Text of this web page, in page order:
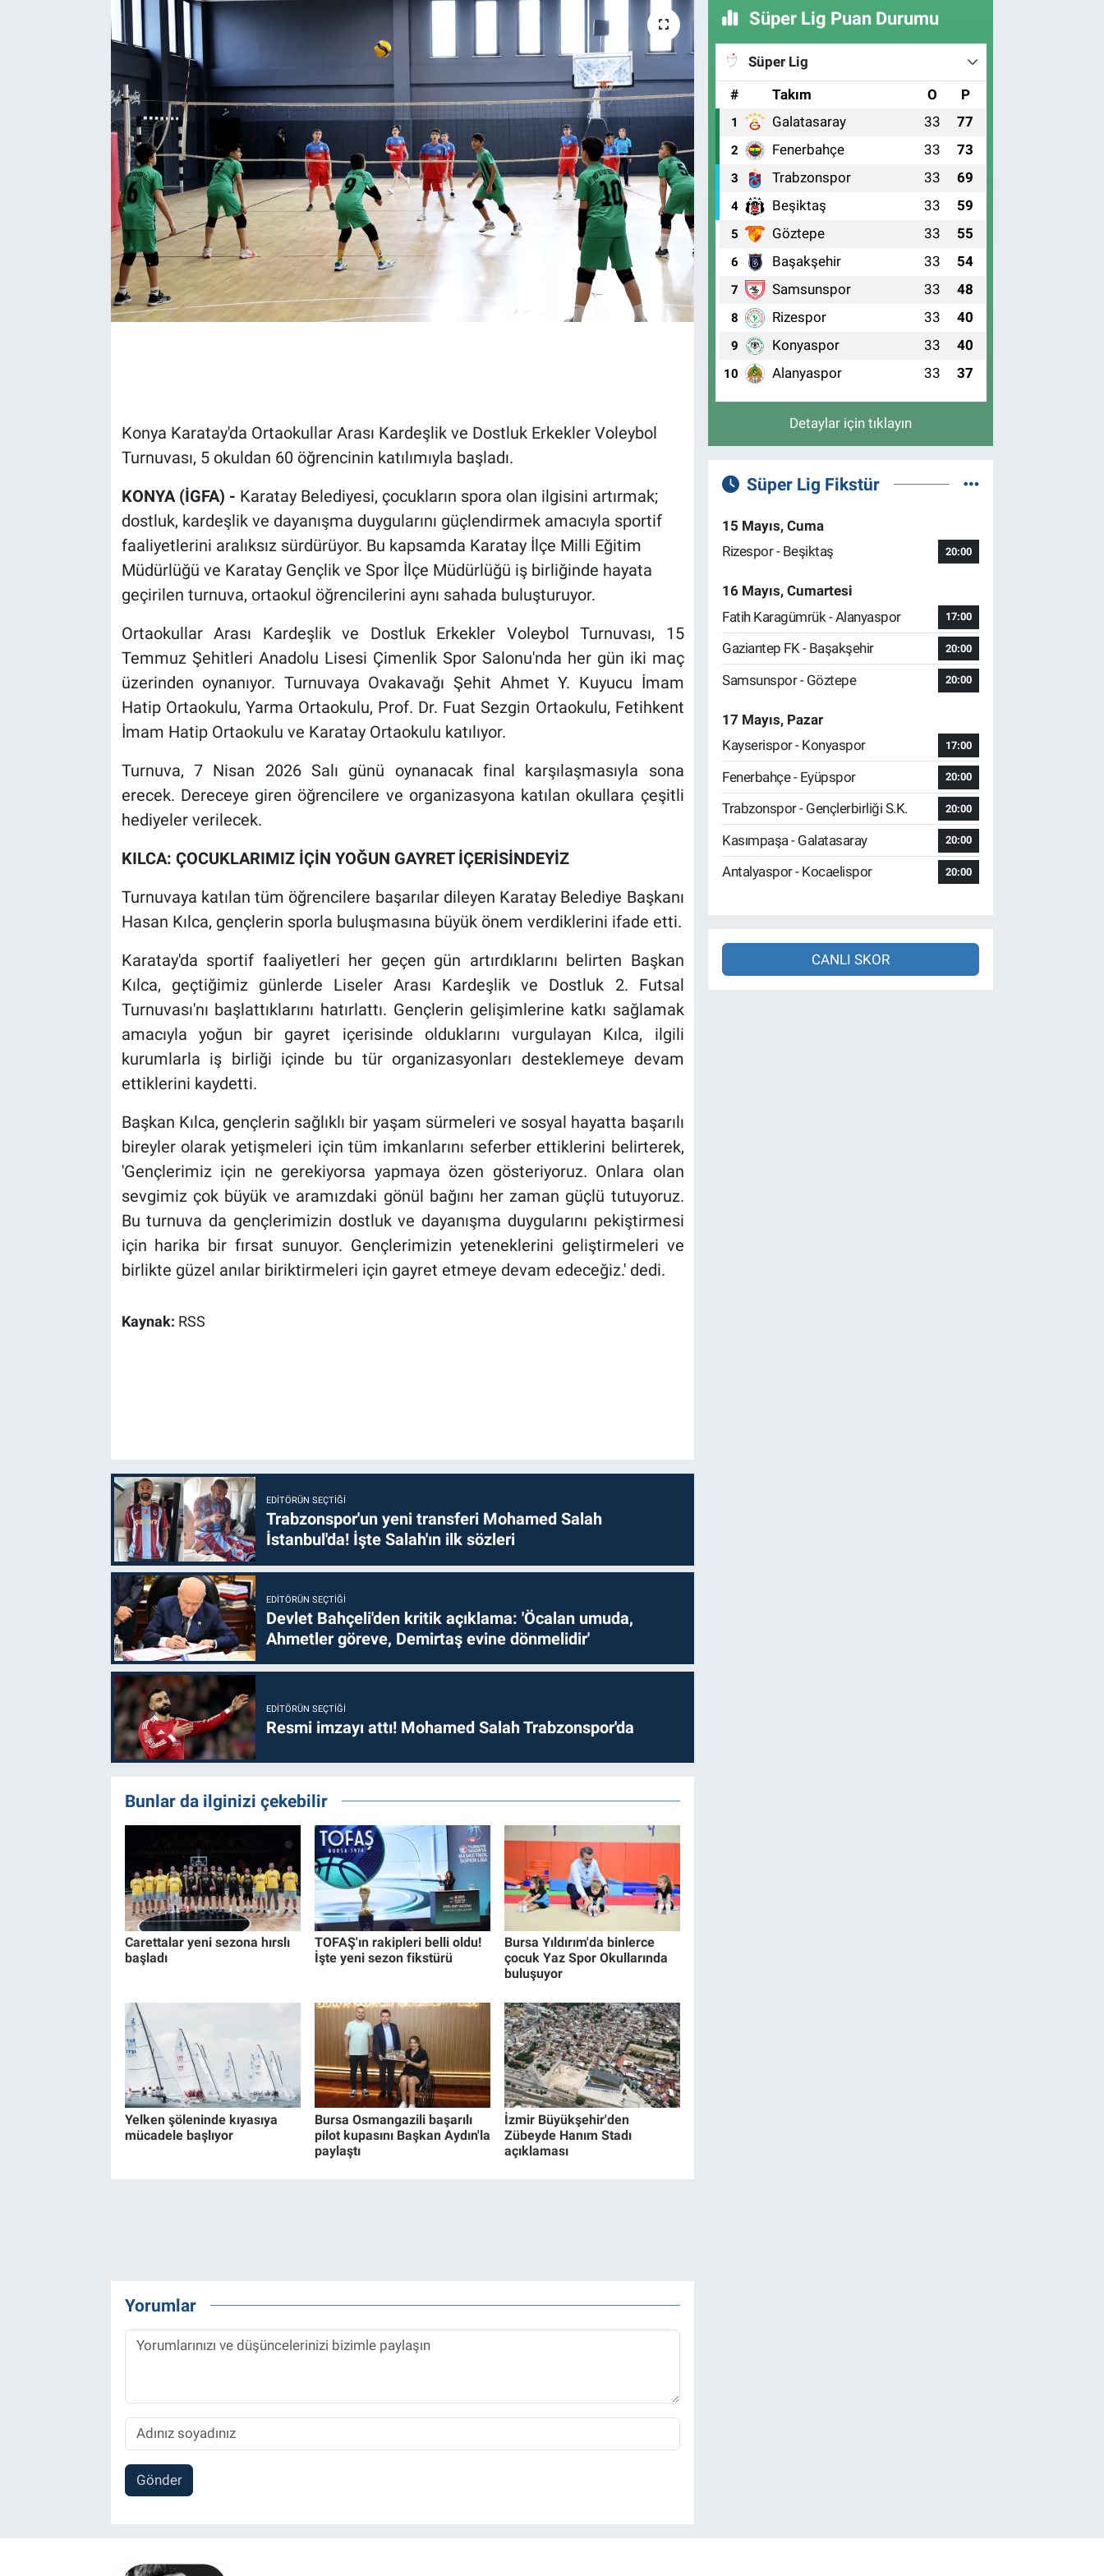
Konya Karatay'da Ortaokullar Arası Kardeşlik ve Dostluk Erkekler Voleybol
Turnuvası, 5 okuldan 60 öğrencinin katılımıyla başladı.
KONYA (İGFA) - Karatay Belediyesi, çocukların spora olan ilgisini artırmak;
dostluk, kardeşlik ve dayanışma duygularını güçlendirmek amacıyla sportif
faaliyetlerini aralıksız sürdürüyor. Bu kapsamda Karatay İlçe Milli Eğitim
Müdürlüğü ve Karatay Gençlik ve Spor İlçe Müdürlüğü iş birliğinde hayata
geçirilen turnuva, ortaokul öğrencilerini aynı sahada buluşturuyor.
Ortaokullar Arası Kardeşlik ve Dostluk Erkekler Voleybol Turnuvası, 15
Temmuz Şehitleri Anadolu Lisesi Çimenlik Spor Salonu'nda her gün iki maç
üzerinden oynanıyor. Turnuvaya Ovakavağı Şehit Ahmet Y. Kuyucu İmam
Hatip Ortaokulu, Yarma Ortaokulu, Prof. Dr. Fuat Sezgin Ortaokulu, Fetihkent
İmam Hatip Ortaokulu ve Karatay Ortaokulu katılıyor.
Turnuva, 7 Nisan 2026 Salı günü oynanacak final karşılaşmasıyla sona
erecek. Dereceye giren öğrencilere ve organizasyona katılan okullara çeşitli
hediyeler verilecek.
KILCA: ÇOCUKLARIMIZ İÇİN YOĞUN GAYRET İÇERİSİNDEYİZ
Turnuvaya katılan tüm öğrencilere başarılar dileyen Karatay Belediye Başkanı
Hasan Kılca, gençlerin sporla buluşmasına büyük önem verdiklerini ifade etti.
Karatay'da sportif faaliyetleri her geçen gün artırdıklarını belirten Başkan
Kılca, geçtiğimiz günlerde Liseler Arası Kardeşlik ve Dostluk 2. Futsal
Turnuvası'nı başlattıklarını hatırlattı. Gençlerin gelişimlerine katkı sağlamak
amacıyla yoğun bir gayret içerisinde olduklarını vurgulayan Kılca, ilgili
kurumlarla iş birliği içinde bu tür organizasyonları desteklemeye devam
ettiklerini kaydetti.
Başkan Kılca, gençlerin sağlıklı bir yaşam sürmeleri ve sosyal hayatta başarılı
bireyler olarak yetişmeleri için tüm imkanlarını seferber ettiklerini belirterek,
'Gençlerimiz için ne gerekiyorsa yapmaya özen gösteriyoruz. Onlara olan
sevgimiz çok büyük ve aramızdaki gönül bağını her zaman güçlü tutuyoruz.
Bu turnuva da gençlerimizin dostluk ve dayanışma duygularını pekiştirmesi
için harika bir fırsat sunuyor. Gençlerimizin yeteneklerini geliştirmeleri ve
birlikte güzel anılar biriktirmeleri için gayret etmeye devam edeceğiz.' dedi.
Kaynak: RSS
EDITÖRÜN SEÇTIĞI
Trabzonspor'un yeni transferi Mohamed Salah
İstanbul'da! İşte Salah'ın ilk sözleri
EDITÖRÜN SEÇTIĞI
Devlet Bahçeli'den kritik açıklama: 'Öcalan umuda,
Ahmetler göreve, Demirtaş evine dönmelidir'
EDITÖRÜN SEÇTIĞI
Resmi imzayı attı! Mohamed Salah Trabzonspor'da
Bunlar da ilginizi çekebilir
Carettalar yeni sezona hırslı
başladı
TOFAŞ'ın rakipleri belli oldu!
İşte yeni sezon fikstürü
Bursa Yıldırım'da binlerce
çocuk Yaz Spor Okullarında
buluşuyor
Yelken şöleninde kıyasıya
mücadele başlıyor
Bursa Osmangazili başarılı
pilot kupasını Başkan Aydın'la
paylaştı
İzmir Büyükşehir'den
Zübeyde Hanım Stadı
açıklaması
Yorumlar
Gönder
Süper Lig Puan Durumu
Süper Lig
#
Takım O P
1 Galatasaray 33 77
2 Fenerbahçe 33 73
3 Trabzonspor 33 69
4 Beşiktaş 33 59
5 Göztepe 33 55
6 Başakşehir 33 54
7 Samsunspor 33 48
8 Rizespor 33 40
9 Konyaspor 33 40
10 Alanyaspor 33 37
Detaylar için tıklayın
Süper Lig Fikstür
15 Mayıs, Cuma
Rizespor - Beşiktaş
20:00
16 Mayıs, Cumartesi
Fatih Karagümrük - Alanyaspor
17:00
Gaziantep FK - Başakşehir 20:00
Samsunspor - Göztepe 20:00
17 Mayıs, Pazar
Kayserispor - Konyaspor
17:00
Fenerbahçe - Eyüpspor 20:00
Trabzonspor - Gençlerbirliği S.K. 20:00
Kasımpaşa - Galatasaray 20:00
Antalyaspor - Kocaelispor 20:00
CANLI SKOR